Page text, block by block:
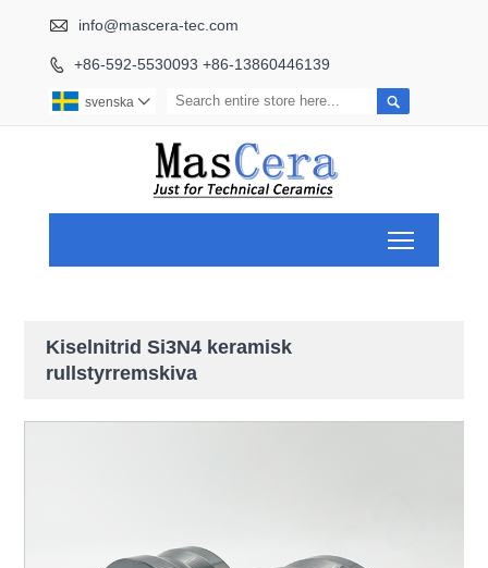
 info@mascera-tec.com
 +86-592-5530093 +86-13860446139

svenska 
Kiselnitrid Si3N4 keramisk
rullstyrremskiva